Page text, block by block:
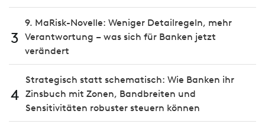
3
9. MaRisk-Novelle: Weniger Detailregeln, mehr
Verantwortung – was sich für Banken jetzt
verändert
4
Strategisch statt schematisch: Wie Banken ihr
Zinsbuch mit Zonen, Bandbreiten und
Sensitivitäten robuster steuern können